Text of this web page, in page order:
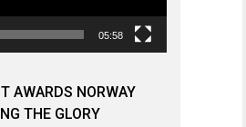
05:58
AWARDS NORWAY
THE GLORY